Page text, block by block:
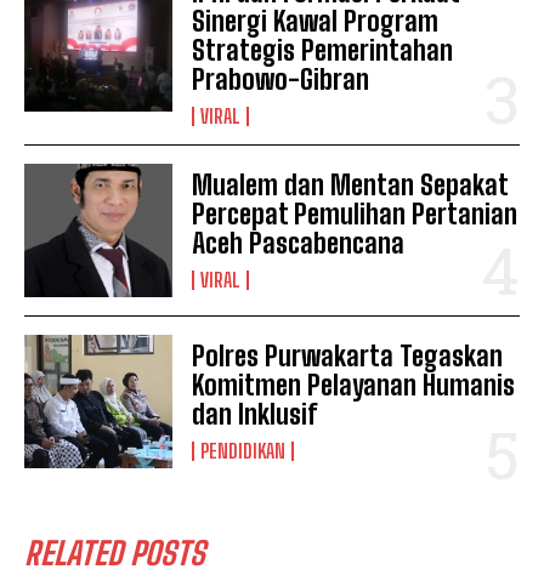
Sinergi Kawal Program
Strategis Pemerintahan
Prabowo-Gibran
VIRAL
Mualem dan Mentan Sepakat
Percepat Pemulihan Pertanian
Aceh Pascabencana
VIRAL
Polres Purwakarta Tegaskan
Komitmen Pelayanan Humanis
dan Inklusif
PENDIDIKAN
RELATED POSTS